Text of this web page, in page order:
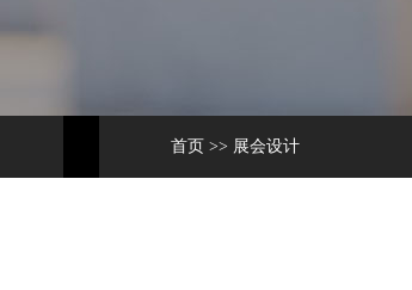
首页 >> 展会设计